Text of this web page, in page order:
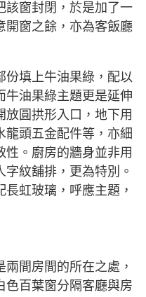
該窗封閉，於是加了一
開窗之餘，亦為客飯廳
份填上牛油果綠，配以
牛油果綠主題更是延伸
放圓拱形入口，地下用
龍頭五金配件等，亦細
性。廚房的牆身並非用
紋舖排，更為特別。
虹玻璃，呼應主題，
間房間的所在之處，
色百葉窗分隔客廳與房